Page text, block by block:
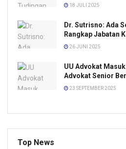
18 JULI 2025
Dr. Sutrisno: Ada
Rangkap Jabatan
26 JUNI 2025
UU Advokat
Advokat Senior
23 SEPTEMBER 2025
Top News